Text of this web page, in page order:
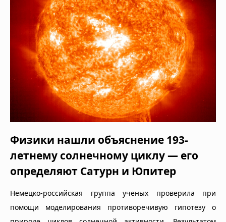
Физики нашли объяснение 193-
летнему солнечному циклу — его
определяют Сатурн и Юпитер
Немецко-российская группа ученых проверила при
помощи моделирования противоречивую гипотезу о